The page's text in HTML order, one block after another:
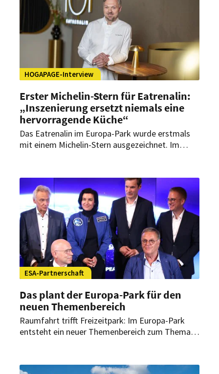
HOGAPAGE-Interview
Erster Michelin-Stern für Eatrenalin:
„Inszenierung ersetzt niemals eine
hervorragende Küche“
Das Eatrenalin im Europa-Park wurde erstmals
mit einem Michelin-Stern ausgezeichnet. Im
einem multisensorischen Konzept und die
Zukunft der Erlebnisgastronomie im Fine-Dining-
Bereich.
ESA-Partnerschaft
Das plant der Europa-Park für den
neuen Themenbereich
Raumfahrt trifft Freizeitpark: Im Europa-Park
entsteht ein neuer Themenbereich zum Thema
gemeinsame Erklärung.